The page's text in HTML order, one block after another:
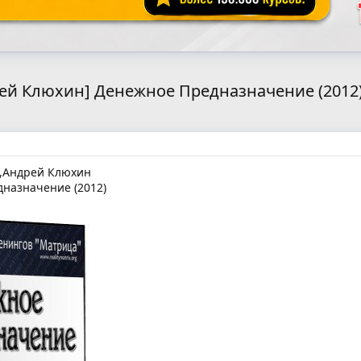
Клюхин] Денежное Предназначение
Клюхин
(2012)